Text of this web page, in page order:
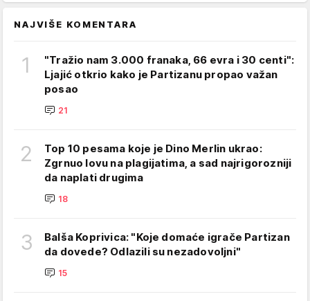
NAJVIŠE KOMENTARA
1
"Tražio nam 3.000 franaka, 66 evra i 30 centi":
Ljajić otkrio kako je Partizanu propao važan
posao
21
2
Top 10 pesama koje je Dino Merlin ukrao:
Zgrnuo lovu na plagijatima, a sad najrigorozniji
da naplati drugima
18
3
Balša Koprivica: "Koje domaće igrače Partizan
da dovede? Odlazili su nezadovoljni"
15